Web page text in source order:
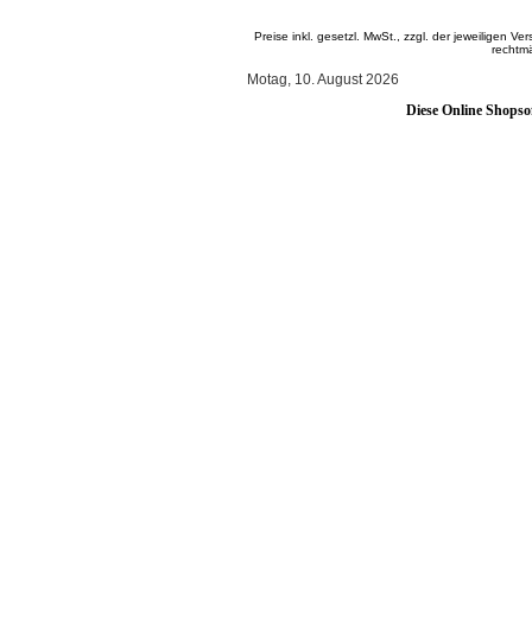
Preise inkl. gesetzl. MwSt., zzgl. der jeweiligen
Motag, 10. August 2026
Diese Online